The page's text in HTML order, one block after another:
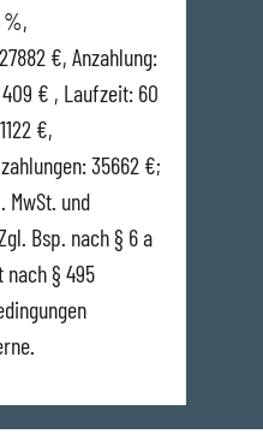
%,
€, Anzahlung:
€ , Laufzeit: 60
€,
35662 €;
MwSt. und
Bsp. nach § 6 a
nach § 495